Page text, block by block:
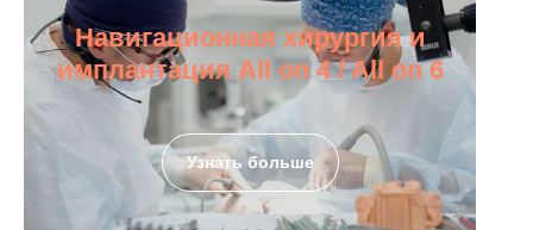
Навигационная хирургия и
имплантация All on 4 / All on 6
Узнать больше